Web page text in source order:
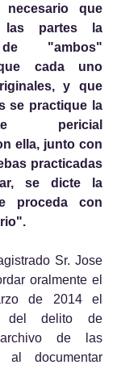
necesario que
partes la
"ambos"
cada uno
y que
se practique la
pericial
ella, junto con
practicadas
se dicte la
proceda con
Sr. Jose
oralmente el
de 2014 el
del delito de
de las
al documentar